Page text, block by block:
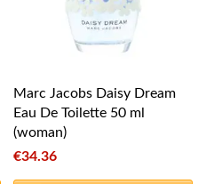
Marc Jacobs Daisy Dream
Eau De Toilette 50 ml
(woman)
€34.36